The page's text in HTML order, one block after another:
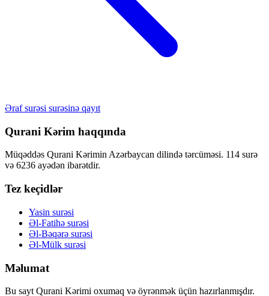
Əraf surəsi surəsinə qayıt
Qurani Kərim haqqında
Müqəddəs Qurani Kərimin Azərbaycan dilində tərcüməsi. 114 surə
və 6236 ayədən ibarətdir.
Tez keçidlər
Yasin surəsi
Əl-Fatihə surəsi
Əl-Bəqərə surəsi
Əl-Mülk surəsi
Məlumat
Bu sayt Qurani Kərimi oxumaq və öyrənmək üçün hazırlanmışdır.